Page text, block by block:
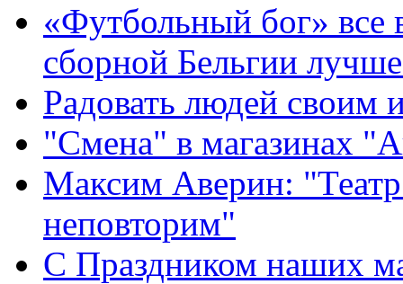
«Футбольный бог» все
сборной Бельгии
Радовать людей своим
"Смена" в магазинах
Максим Аверин:
неповторим"
С Праздником наших